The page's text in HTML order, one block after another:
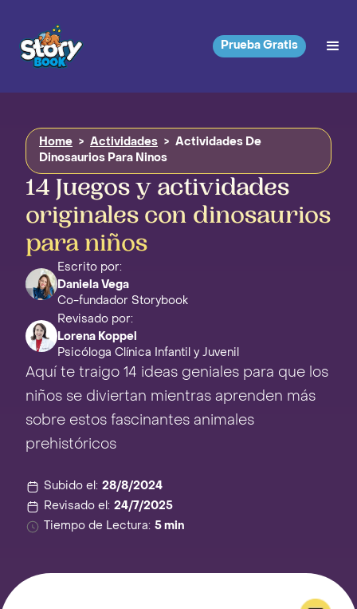
Prueba Gratis
Home > Actividades >
Actividades De
Dinosaurios Para Ninos
14 Juegos y actividades
originales con dinosaurios
para niños
Escrito por:
Daniela Vega
Co-fundador Storybook
Revisado por:
Lorena Koppel
Psicóloga Clínica Infantil y Juvenil
Aquí te traigo 14 ideas geniales para que los
niños se diviertan mientras aprenden más
sobre estos fascinantes animales
prehistóricos
Subido el: 28/8/2024
Revisado el: 24/7/2025
Tiempo de Lectura: 5 min